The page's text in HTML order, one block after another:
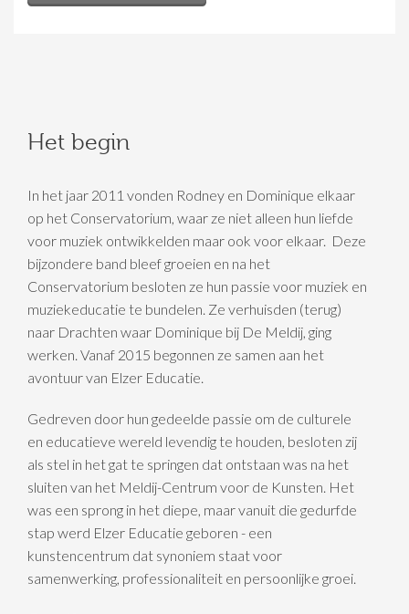
Het begin
In het jaar 2011 vonden Rodney en Dominique elkaar
op het Conservatorium, waar ze niet alleen hun liefde
voor muziek ontwikkelden maar ook voor elkaar. Deze
bijzondere band bleef groeien en na het
Conservatorium besloten ze hun passie voor muziek en
muziekeducatie te bundelen. Ze verhuisden (terug)
naar Drachten waar Dominique bij De Meldij, ging
werken. Vanaf 2015 begonnen ze samen aan het
avontuur van Elzer Educatie.
Gedreven door hun gedeelde passie om de culturele
en educatieve wereld levendig te houden, besloten zij
als stel in het gat te springen dat ontstaan was na het
sluiten van het Meldij-Centrum voor de Kunsten. Het
was een sprong in het diepe, maar vanuit die gedurfde
stap werd Elzer Educatie geboren - een
kunstencentrum dat synoniem staat voor
samenwerking, professionaliteit en persoonlijke groei.